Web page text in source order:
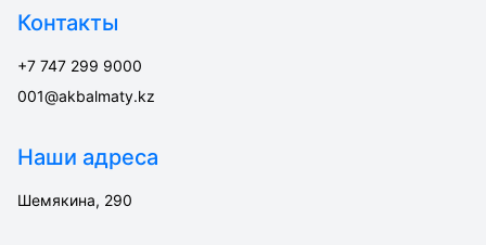
Контакты
+7 747 299 9000
001@akbalmaty.kz
Наши адреса
Шемякина, 290